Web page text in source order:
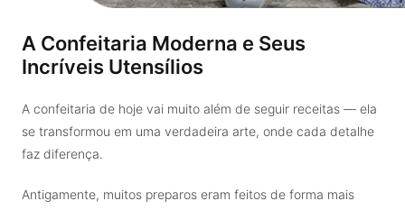
A Confeitaria Moderna e Seus
Incríveis Utensílios
A confeitaria de hoje vai muito além de seguir receitas — ela
se transformou em uma verdadeira arte, onde cada detalhe
faz diferença.
Antigamente, muitos preparos eram feitos de forma mais